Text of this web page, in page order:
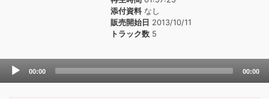
添付資料なし
販売開始日 2013/10/11
トラック数 5
Audio
00:00 00:00